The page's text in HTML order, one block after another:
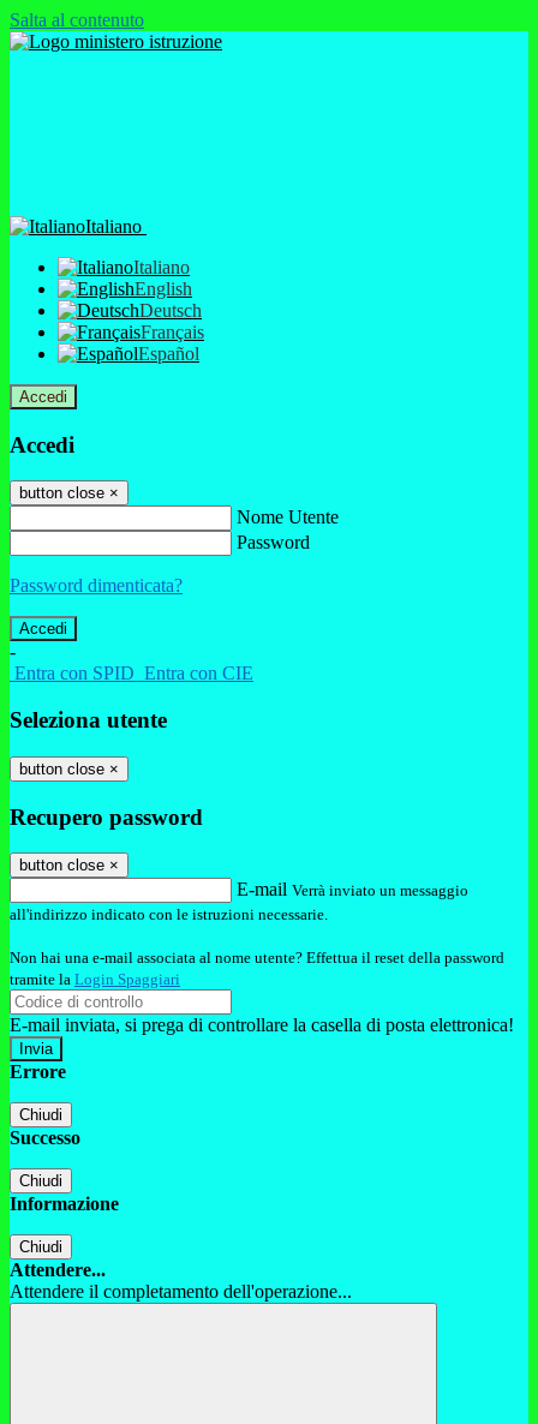
Salta al contenuto
Italiano
Italiano
English
Deutsch
Français
Español
Accedi
Accedi
button close ×
Nome Utente
Password
Password dimenticata?
-
Entra con SPID Entra con CIE
Seleziona utente
button close ×
Recupero password
button close ×
E-mail Verrà inviato un messaggio
all'indirizzo indicato con le istruzioni necessarie.
Non hai una e-mail associata al nome utente? Effettua il reset della password
tramite la Login Spaggiari
E-mail inviata, si prega di controllare la casella di posta elettronica!
Errore
Chiudi
Successo
Chiudi
Informazione
Chiudi
Attendere...
Attendere il completamento dell'operazione...